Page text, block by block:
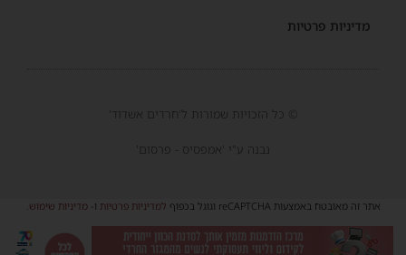
מדיניות פרטיות
© כל הזכויות שמורות ל'חרדים אשדוד'
נבנה ע"י 'אמפסיס - פרסום'
אתר זה מאובטח באמצעות reCAPTCHA וגוגל בכפוף למדיניות פרטיות ו-מדיניות שימוש